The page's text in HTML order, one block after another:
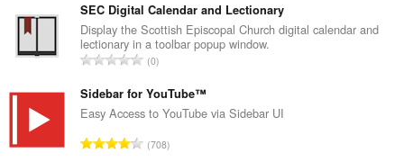
m
e
r
o
o
t
a
SEC Digital Calendar and Lectionary
Display the Scottish Episcopal Church digital calendar and
lectionary in a toolbar popup window.
N
m
e
o
0
Sidebar for YouTube™
Easy Access to YouTube via Sidebar UI
N708